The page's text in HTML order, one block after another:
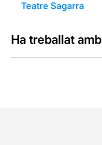
Teatre Sagarra
Ha treballat amb